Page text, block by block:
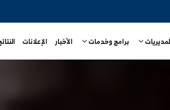
برامج وخدمات الأخبار الإعلانات النتائج